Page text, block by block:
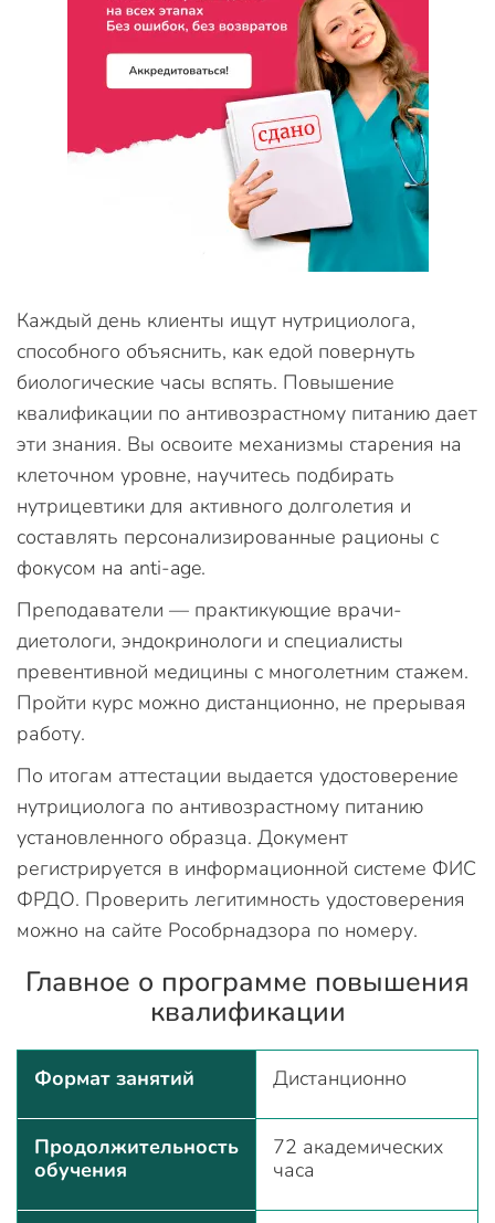
Каждый день клиенты ищут нутрициолога,
способного объяснить, как едой повернуть
биологические часы вспять. Повышение
квалификации по антивозрастному питанию дает
эти знания. Вы освоите механизмы старения на
клеточном уровне, научитесь подбирать
нутрицевтики для активного долголетия и
составлять персонализированные рационы с
фокусом на anti-age.
Преподаватели — практикующие врачи-
диетологи, эндокринологи и специалисты
превентивной медицины с многолетним стажем.
Пройти курс можно дистанционно, не прерывая
работу.
По итогам аттестации выдается удостоверение
нутрициолога по антивозрастному питанию
установленного образца. Документ
регистрируется в информационной системе ФИС
ФРДО. Проверить легитимность удостоверения
можно на сайте Рособрнадзора по номеру.
Главное о программе повышения
квалификации
Формат занятий Дистанционно
Продолжительность
обучения
72 академических
часа